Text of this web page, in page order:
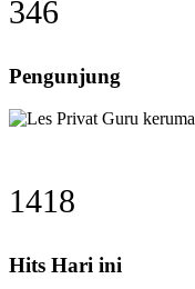
346
Pengunjung
1418
Hits Hari ini